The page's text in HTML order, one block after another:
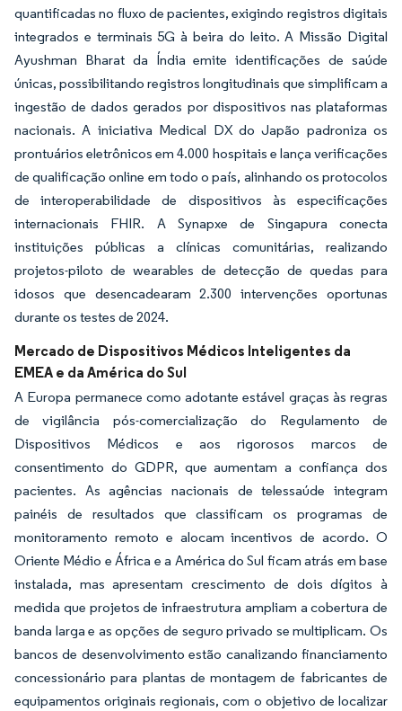
quantificadas no fluxo de pacientes, exigindo registros digitais
integrados e terminais 5G à beira do leito. A Missão Digital
Ayushman Bharat da Índia emite identificações de saúde
únicas, possibilitando registros longitudinais que simplificam a
ingestão de dados gerados por dispositivos nas plataformas
nacionais. A iniciativa Medical DX do Japão padroniza os
prontuários eletrônicos em 4.000 hospitais e lança verificações
de qualificação online em todo o país, alinhando os protocolos
de interoperabilidade de dispositivos às especificações
internacionais FHIR. A Synapxe de Singapura conecta
instituições públicas a clínicas comunitárias, realizando
projetos-piloto de wearables de detecção de quedas para
idosos que desencadearam 2.300 intervenções oportunas
durante os testes de 2024.
Mercado de Dispositivos Médicos Inteligentes da
EMEA e da América do Sul
A Europa permanece como adotante estável graças às regras
de vigilância pós-comercialização do Regulamento de
Dispositivos Médicos e aos rigorosos marcos de
consentimento do GDPR, que aumentam a confiança dos
pacientes. As agências nacionais de telessaúde integram
painéis de resultados que classificam os programas de
monitoramento remoto e alocam incentivos de acordo. O
Oriente Médio e África e a América do Sul ficam atrás em base
instalada, mas apresentam crescimento de dois dígitos à
medida que projetos de infraestrutura ampliam a cobertura de
banda larga e as opções de seguro privado se multiplicam. Os
bancos de desenvolvimento estão canalizando financiamento
concessionário para plantas de montagem de fabricantes de
equipamentos originais regionais, com o objetivo de localizar